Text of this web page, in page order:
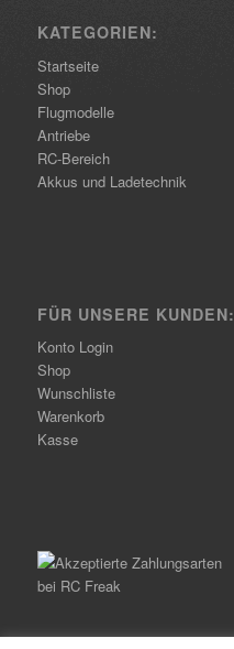
KATEGORIEN:
Startseite
Shop
Flugmodelle
Antriebe
RC-Bereich
Akkus und Ladetechnik
FÜR UNSERE KUNDEN:
Konto Login
Shop
Wunschliste
Warenkorb
Kasse